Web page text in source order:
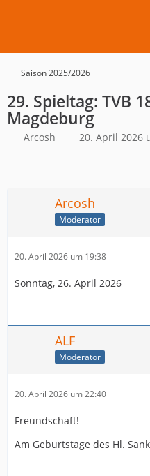
Saison 2025/2026
29. Spieltag: TVB
Magdeburg
Arcosh 20. April 2026
Arcosh
Moderator
20. April 2026 um 19:38
Sonntag, 26. April 2026
ALF
Moderator
20. April 2026 um 22:40
Freundschaft!
Am Geburtstage des Hl.